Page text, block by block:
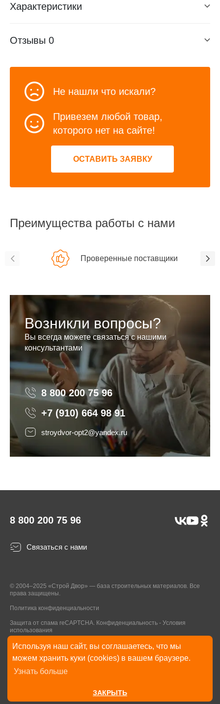
Используя наш сайт, вы соглашаетесь, что мы
можем хранить куки (cookies) в вашем браузере.
Узнать больше
ЗАКРЫТЬ
Характеристики
Отзывы 0
Не нашли что искали?
Привезем любой товар,
которого нет на сайте!
ОСТАВИТЬ ЗАЯВКУ
Преимущества работы с нами
Проверенные поставщики
Возникли вопросы?
Вы всегда можете связаться с нашими
консультантами
8 800 200 75 96 8 800 200 75 96
+7 (910) 664 98 91
stroydvor-opt2@yandex.ru
8 800 200 75 96
Связаться с нами
© 2004–2025 «Строй Двор» — база строительных материалов. Все
права защищены.
Политика конфиденциальности
Защита от спама reCAPTCHA. Конфиденциальность - Условия
использования
* Указанные на Сайте цены, комплектации, описания и технические
характеристики могут быть изменены в любое время без уведомления
пользователей Сайта. Внешний вид товаров и упаковки может